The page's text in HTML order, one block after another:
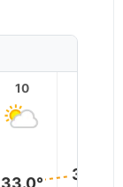
10
33.0° 34.0°